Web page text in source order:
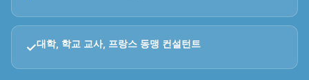
✓대학, 학교 교사, 프랑스 동맹 컨설턴트